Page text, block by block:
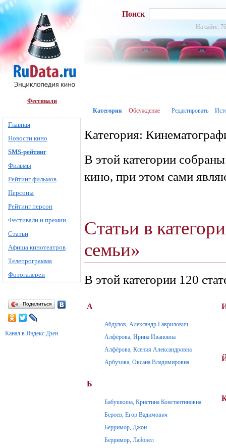
Фестивали
Главная
Новости кино
SMS-рейтинг
Фильмы
Рейтинг фильмов
Персоны
Рейтинг персон
Фестивали и премии
Статьи
Афиша кинотеатров
Телепрограмма
Фотогалереи
Поделиться
Канал в Яндекс.Дзен
Поиск
На сайте:
Категория Обсуждение Редактировать
Категория:
В этой категории
кино, при этом сами
Статьи в
семьи»
В этой категории 120
А
Абдулов, Александр Гаврилович
Алфёрова, Ирина Ивановна
Алфёрова, Ксения Александровна
Арбузова, Оксана Владимировна
Б
Бабушкина, Кристина Константиновна
Бероев, Егор Вадимович
Берримор, Джон
Берримор, Лайонел